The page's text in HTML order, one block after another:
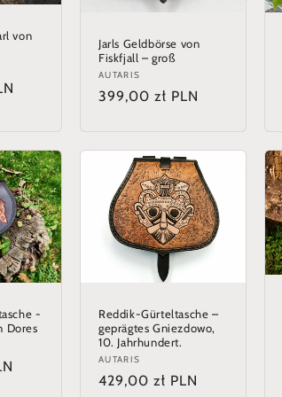
von
Jarls Geldbörse von
Fiskfjall – groß
Anbieter:
AUTARIS
Normaler
399,00 zł PLN
-
Dores
Reddik-Gürteltasche –
geprägtes Gniezdowo,
10. Jahrhundert.
Anbieter:
AUTARIS
Normaler
429,00 zł PLN